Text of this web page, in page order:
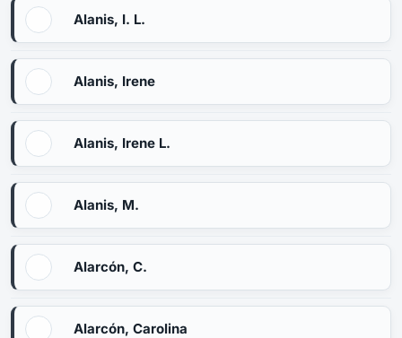
Alanis, I. L.
Alanis, Irene
Alanis, Irene L.
Alanis, M.
Alarcón, C.
Alarcón, Carolina